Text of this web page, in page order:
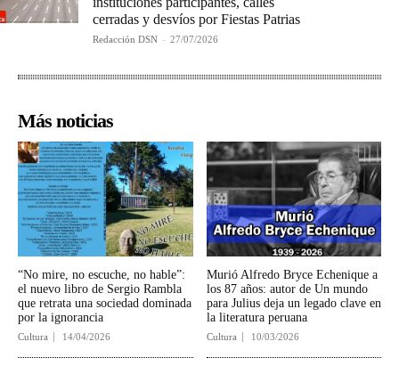
cerradas y desvíos por Fiestas Patrias
Redacción DSN - 27/07/2026
Más noticias
“No mire, no escuche, no hable”:
el nuevo libro de Sergio Rambla
que retrata una sociedad dominada
por la ignorancia
Cultura 14/04/2026
Murió Alfredo Bryce Echenique a
los 87 años: autor de Un mundo
para Julius deja un legado clave en
la literatura peruana
Cultura 10/03/2026